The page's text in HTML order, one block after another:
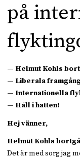
på
— Helmut Kohls
— Liberala
— Internationella
— Håll i hatten!
Hej vänner,
Helmut Kohls
Det är med sorg jag